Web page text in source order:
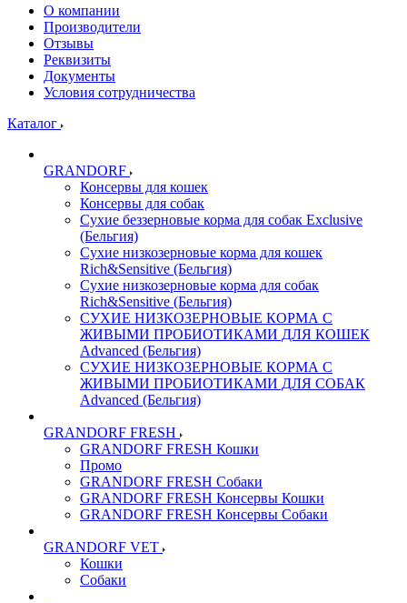
О компании
Производители
Отзывы
Реквизиты
Документы
Условия сотрудничества
Каталог
GRANDORF
Консервы для кошек
Консервы для собак
Сухие беззерновые корма для собак Exclusive
(Бельгия)
Сухие низкозерновые корма для кошек
Rich&Sensitive (Бельгия)
Сухие низкозерновые корма для собак
Rich&Sensitive (Бельгия)
СУХИЕ НИЗКОЗЕРНОВЫЕ КОРМА С
ЖИВЫМИ ПРОБИОТИКАМИ ДЛЯ КОШЕК
Advanced (Бельгия)
СУХИЕ НИЗКОЗЕРНОВЫЕ КОРМА С
ЖИВЫМИ ПРОБИОТИКАМИ ДЛЯ СОБАК
Advanced (Бельгия)
GRANDORF FRESH
GRANDORF FRESH Кошки
Промо
GRANDORF FRESH Собаки
GRANDORF FRESH Консервы Кошки
GRANDORF FRESH Консервы Собаки
GRANDORF VET
Кошки
Собаки